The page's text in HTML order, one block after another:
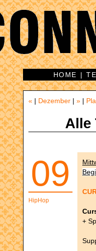
HOME |
« | Dezember | » |
Alle
09
HipHop
+